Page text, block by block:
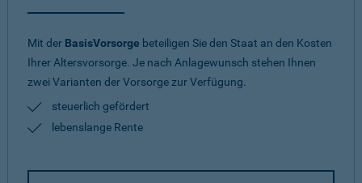
Mit der BasisVorsorge beteiligen Sie den Staat an den Kosten
Ihrer Altersvorsorge. Je nach Anlagewunsch stehen Ihnen
zwei Varianten der Vorsorge zur Verfügung.
steuerlich gefördert
lebenslange Rente